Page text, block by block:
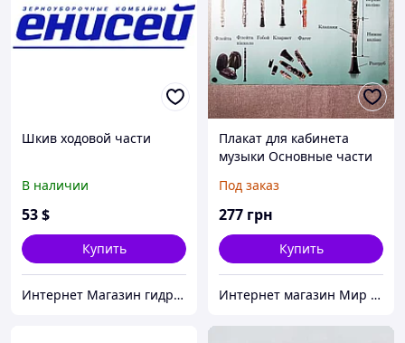
Шкив ходовой части
В наличии
53$
Купить
Интернет Магазин гидравлических узлов
Плакат для кабинета
музыки Основные части
Под заказ
277 грн
Купить
Интернет магазин Мир стендов. Товары из Украины